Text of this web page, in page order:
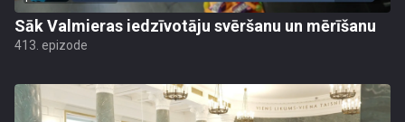
Sāk Valmieras iedzīvotāju svēršanu un mērīšanu
413. epizode